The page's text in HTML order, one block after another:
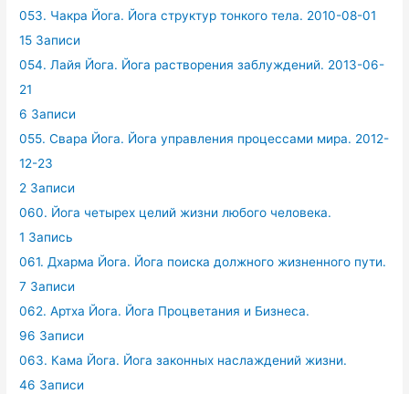
053. Чакра Йога. Йога структур тонкого тела. 2010-08-01
15 Записи
054. Лайя Йога. Йога растворения заблуждений. 2013-06-
21
6 Записи
055. Свара Йога. Йога управления процессами мира. 2012-
12-23
2 Записи
060. Йога четырех целий жизни любого человека.
1 Запись
061. Дхарма Йога. Йога поиска должного жизненного пути.
7 Записи
062. Артха Йога. Йога Процветания и Бизнеса.
96 Записи
063. Кама Йога. Йога законных наслаждений жизни.
46 Записи